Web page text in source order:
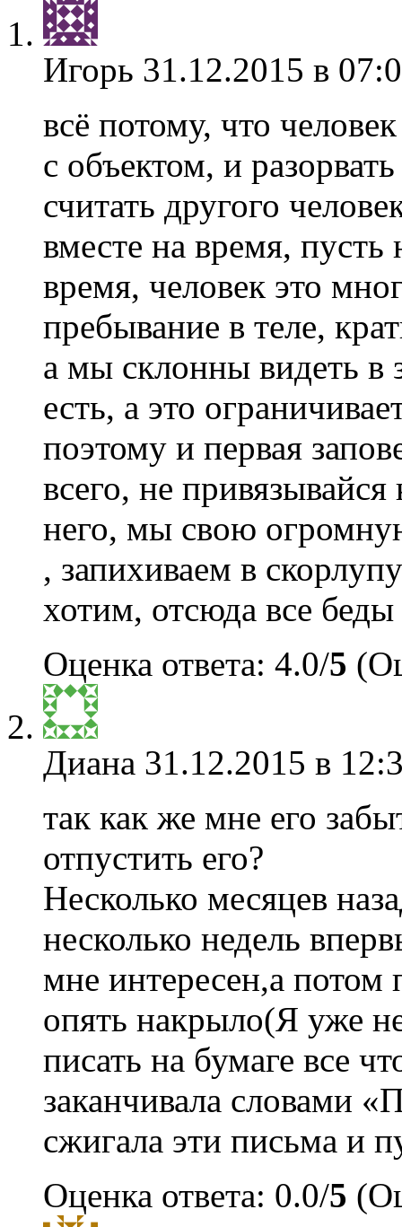
Игорь 31.12.2015 в
всё потому, что
с объектом, и
считать другого
вместе на время,
время, человек это
пребывание в теле,
а мы склонны видеть в
есть, а это
поэтому и первая
всего, не
него, мы свою
, запихиваем в
хотим, отсюда все беды
Оценка ответа: 4.0/5
Диана 31.12.2015 в
так как же мне его
отпустить его?
Несколько месяцев
несколько недель
мне интересен,а потом
опять накрыло(Я уже
писать на бумаге все
заканчивала словами
сжигала эти письма и
Оценка ответа: 0.0/5